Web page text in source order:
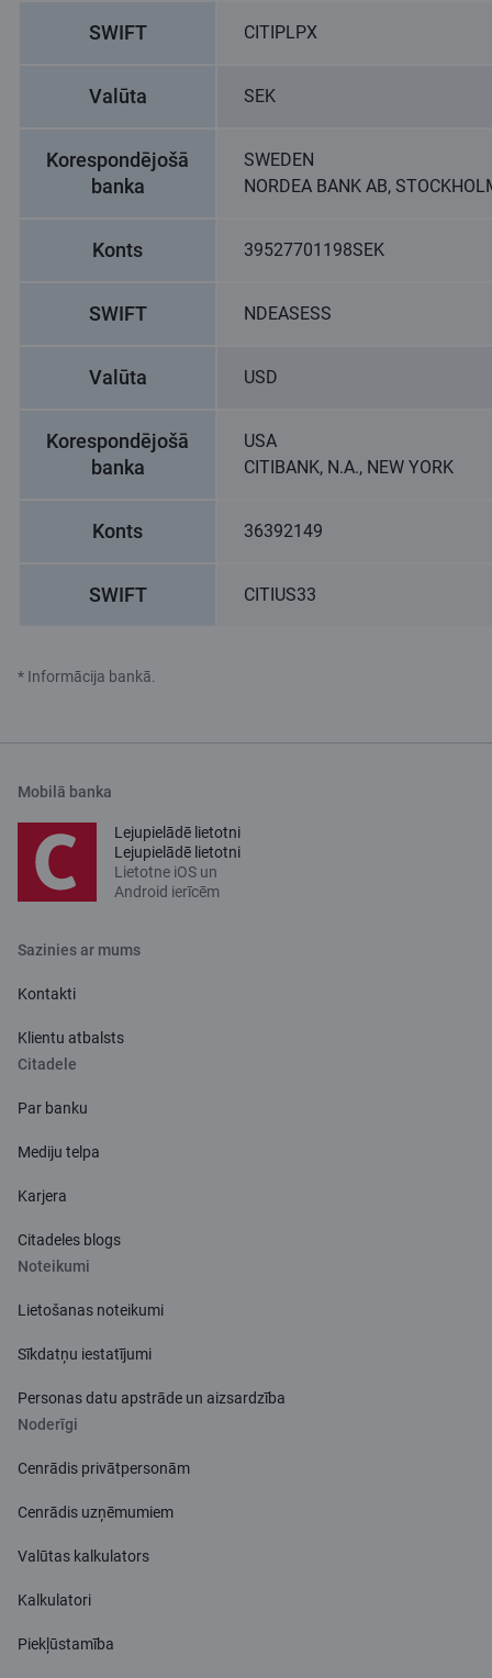
SWIFT CITIPLPX
Valūta SEK
Korespondējošā
banka
SWEDEN
NORDEA BANK AB,
Konts 39527701198SEK
SWIFT NDEASESS
Valūta USD
Korespondējošā
banka
USA
CITIBANK, N.A., NEW YORK
Konts 36392149
SWIFT CITIUS33
* Informācija bankā.
Mobilā banka
Lejupielādē lietotni
Lejupielādē lietotni
Lietotne iOS un
Android ierīcēm
Sazinies ar mums
Kontakti
Klientu atbalsts
Citadele
Par banku
Mediju telpa
Karjera
Citadeles blogs
Noteikumi
Lietošanas noteikumi
Sīkdatņu iestatījumi
Personas datu apstrāde un aizsardzība
Noderīgi
Cenrādis privātpersonām
Cenrādis uzņēmumiem
Valūtas kalkulators
Kalkulatori
Piekļūstamība